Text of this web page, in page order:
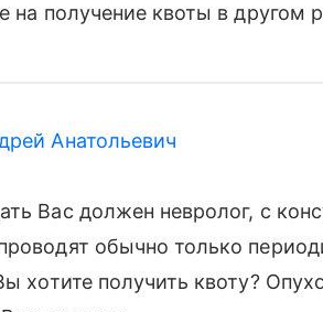
на получение квоты в другом
Анатольевич
Вас должен невролог, с
обычно только
хотите получить квоту?